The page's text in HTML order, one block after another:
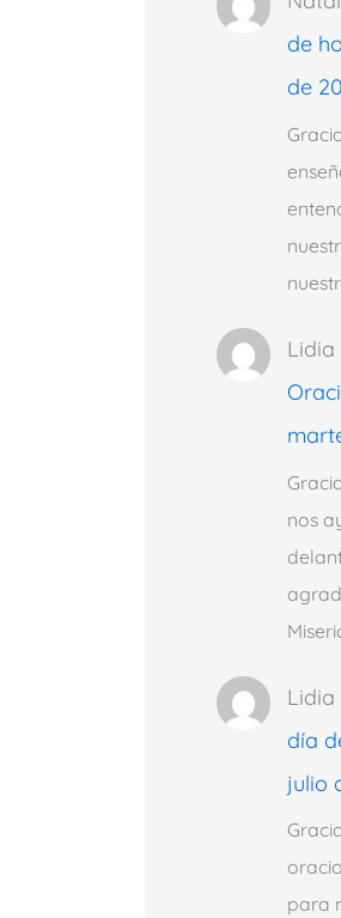
de
de
Lidia
nos
Lidia
día
julio
para